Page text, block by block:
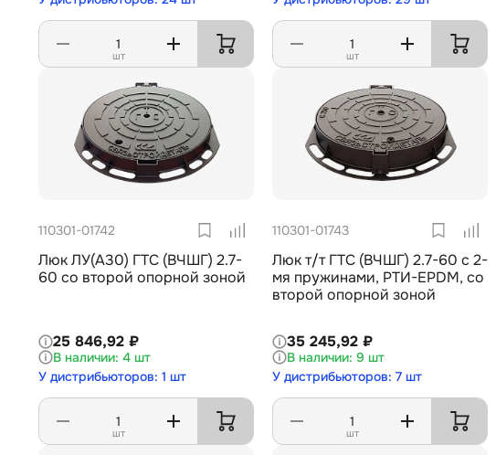
шт шт
110301-01742
Люк ЛУ(А30) ГТС (ВЧШГ) 2.7-
60 со второй опорной зоной
25 846,92 ₽
4 шт
У дистрибьюторов: 1 шт
шт
110301-01743
Люк т/т ГТС (ВЧШГ) 2.7-60 с 2-
мя пружинами, РТИ-EPDM, со
второй опорной зоной
35 245,92 ₽
9 шт
У дистрибьюторов: 7 шт
шт